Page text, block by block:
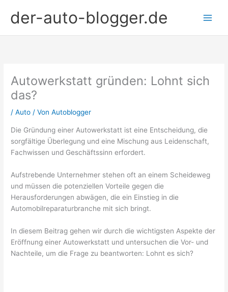
Inhaltder-auto-blogger.de
Autowerkstatt gründen: Lohnt sich
das?
/Auto / VonAutoblogger
Die Gründung einer Autowerkstatt ist eine Entscheidung, die
sorgfältige Überlegung und eine Mischung aus Leidenschaft,
Fachwissen und Geschäftssinn erfordert.
Aufstrebende Unternehmer stehen oft an einem Scheideweg
und müssen die potenziellen Vorteile gegen die
Herausforderungen abwägen, die ein Einstieg in die
Automobilreparaturbranche mit sich bringt.
In diesem Beitrag gehen wir durch die wichtigsten Aspekte der
Eröffnung einer Autowerkstatt und untersuchen die Vor- und
Nachteile, um die Frage zu beantworten: Lohnt es sich?